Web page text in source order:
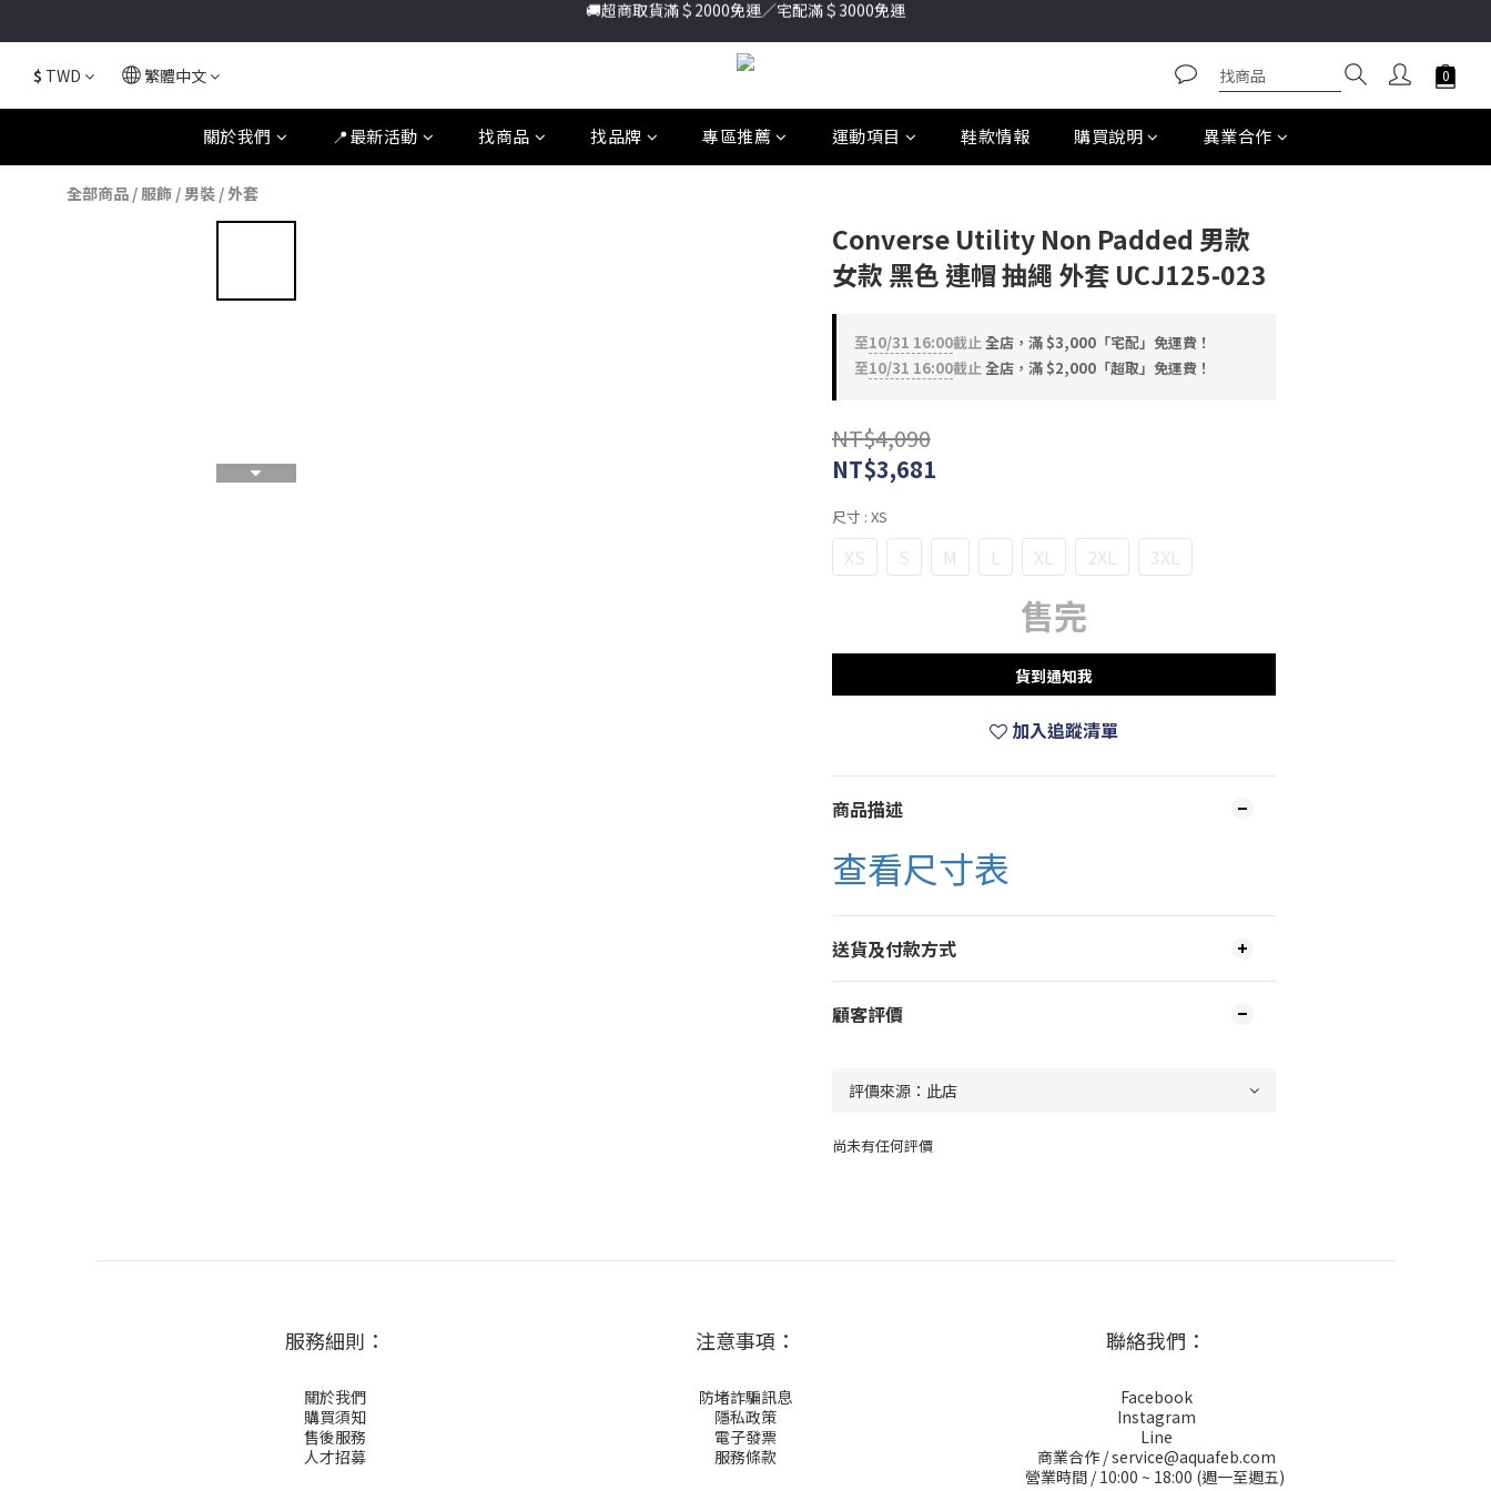
加入新會員送首購金＄100🔥點我註冊➞
$ TWD 繁體中文
關於我們 📍最新活動 找商品 找品牌 專區推薦 運動項目 鞋款情報 購買說明 異業合作
全部商品 /服飾 / 男裝 / 外套
Converse Utility Non Padded 男款
女款 黑色 連帽 抽繩 外套 UCJ125-023
至10/31 16:00截止全店，滿 $3,000「宅配」免運費！
至10/31 16:00截止全店，滿 $2,000「超取」免運費！
NT$4,090
NT$3,681
尺寸 : XS
XS S M L XL 2XL 3XL
售完
貨到通知我
加入追蹤清單
商品描述
查看尺寸表
送貨及付款方式
顧客評價
尚未有任何評價
服務細則：
關於我們
購買須知
售後服務
人才招募
注意事項：
防堵詐騙訊息
隱私政策
電子發票
服務條款
聯絡我們：
Facebook
Instagram
Line
商業合作 / service@aquafeb.com
營業時間 / 10:00 ~ 18:00 (週一至週五)